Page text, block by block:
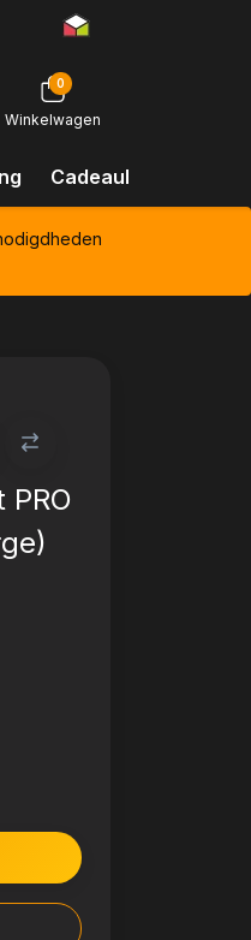
0
Winkelwagen
Cadeaubonnen
PRO